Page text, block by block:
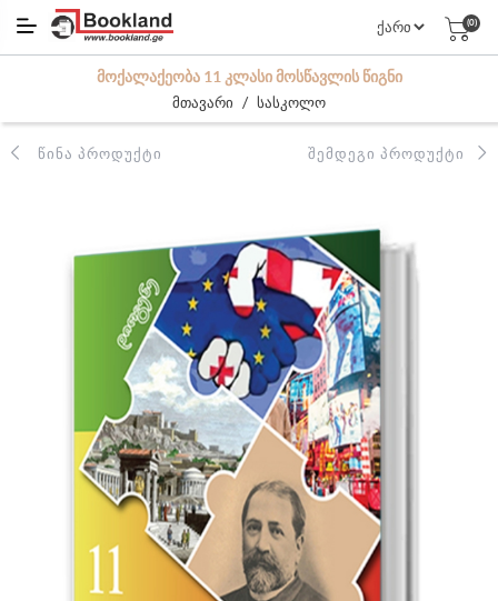
(0)
ᲛᲝᲥᲐᲚᲐᲥᲔᲝᲑᲐ 11 ᲙᲚᲐᲡᲘ ᲛᲝᲡᲬᲐᲕᲚᲘᲡ ᲬᲘᲒᲜᲘ
მთავარი / სასკოლო
ᲬᲘᲜᲐ ᲞᲠᲝᲓᲣᲥᲢᲘ ᲨᲔᲛᲓᲔᲒᲘ ᲞᲠᲝᲓᲣᲥᲢᲘ